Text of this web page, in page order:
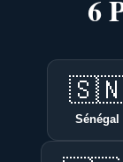
6
Sénégal